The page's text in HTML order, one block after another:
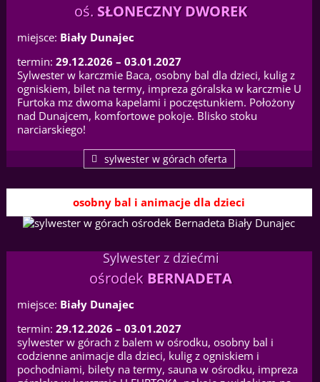
oś.SŁONECZNY DWOREK
miejsce: Biały Dunajec
termin: 29.12.2026 – 03.01.2027
Sylwester w karczmie Baca, osobny bal dla dzieci, kulig z
ogniskiem, bilet na termy, impreza góralska w karczmie U
Furtoka mz dwoma kapelami i poczęstunkiem. Położony
nad Dunajcem, komfortowe pokoje. Blisko stoku
narciarskiego!
sylwester w górach oferta
osobny bal i animacje dla dzieci
Sylwester z dziećmi
ośrodekBERNADETA
miejsce: Biały Dunajec
termin: 29.12.2026 – 03.01.2027
sylwester w górach z balem w ośrodku, osobny bal i
codzienne animacje dla dzieci, kulig z ogniskiem i
pochodniami, bilety na termy, sauna w ośrodku, impreza